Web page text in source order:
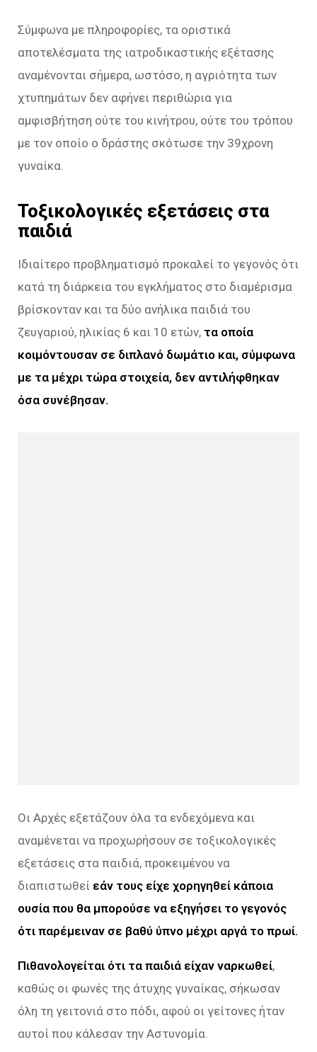
Σύμφωνα με πληροφορίες, τα οριστικά
αποτελέσματα της ιατροδικαστικής εξέτασης
αναμένονται σήμερα, ωστόσο, η αγριότητα των
χτυπημάτων δεν αφήνει περιθώρια για
αμφισβήτηση ούτε του κινήτρου, ούτε του τρόπου
με τον οποίο ο δράστης σκότωσε την 39χρονη
γυναίκα.
Τοξικολογικές εξετάσεις στα
παιδιά
Ιδιαίτερο προβληματισμό προκαλεί το γεγονός ότι
κατά τη διάρκεια του εγκλήματος στο διαμέρισμα
βρίσκονταν και τα δύο ανήλικα παιδιά του
ζευγαριού, ηλικίας 6 και 10 ετών, τα οποία
κοιμόντουσαν σε διπλανό δωμάτιο και, σύμφωνα
με τα μέχρι τώρα στοιχεία, δεν αντιλήφθηκαν
όσα συνέβησαν.
Οι Αρχές εξετάζουν όλα τα ενδεχόμενα και
αναμένεται να προχωρήσουν σε τοξικολογικές
εξετάσεις στα παιδιά, προκειμένου να
διαπιστωθεί εάν τους είχε χορηγηθεί κάποια
ουσία που θα μπορούσε να εξηγήσει το γεγονός
ότι παρέμειναν σε βαθύ ύπνο μέχρι αργά το πρωί.
Πιθανολογείται ότι τα παιδιά είχαν ναρκωθεί,
καθώς οι φωνές της άτυχης γυναίκας, σήκωσαν
όλη τη γειτονιά στο πόδι, αφού οι γείτονες ήταν
αυτοί που κάλεσαν την Αστυνομία.